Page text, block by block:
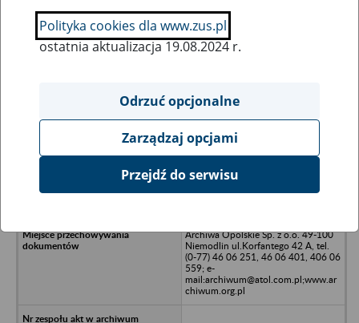
SZUKAJ
Ukryj wszystkie pozycje bazy
Państwowe Gospodarstwo Rolne
Archiwa Opolskie Sp. z o.o. 49-100
Niemodlin ul.Korfantego 42 A, tel.
(0-77) 46 06 251, 46 06 401, 406 06
559; e-
mail:archiwum@atol.com.pl;www.ar
chiwum.org.pl
Polityka cookies dla www.zus.pl
ostatnia aktualizacja 19.08.2024 r.
Odrzuć opcjonalne
Zarządzaj opcjami
Przejdź do serwisu